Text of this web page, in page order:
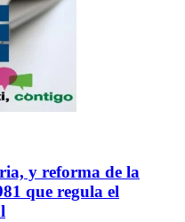
y reforma de la
que regula el